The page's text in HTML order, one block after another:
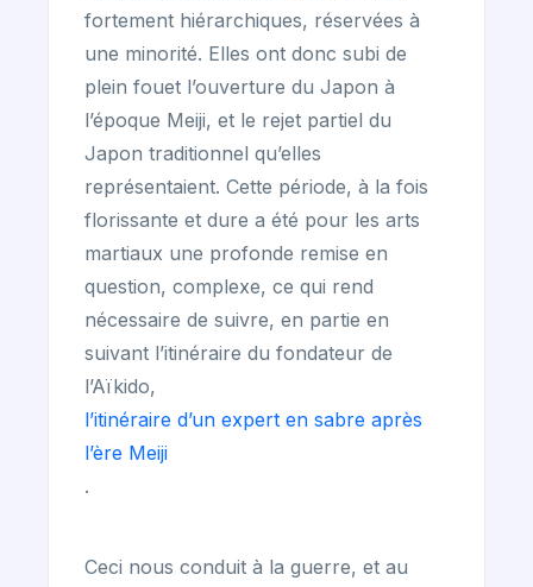
fortement hiérarchiques, réservées à
une minorité. Elles ont donc subi de
plein fouet l’ouverture du Japon à
l’époque Meiji, et le rejet partiel du
Japon traditionnel qu’elles
représentaient. Cette période, à la fois
florissante et dure a été pour les arts
martiaux une profonde remise en
question, complexe, ce qui rend
nécessaire de suivre, en partie en
suivant l’itinéraire du fondateur de
l’Aïkido,
l’itinéraire d’un expert en sabre après
l’ère Meiji
.
Ceci nous conduit à la guerre, et au